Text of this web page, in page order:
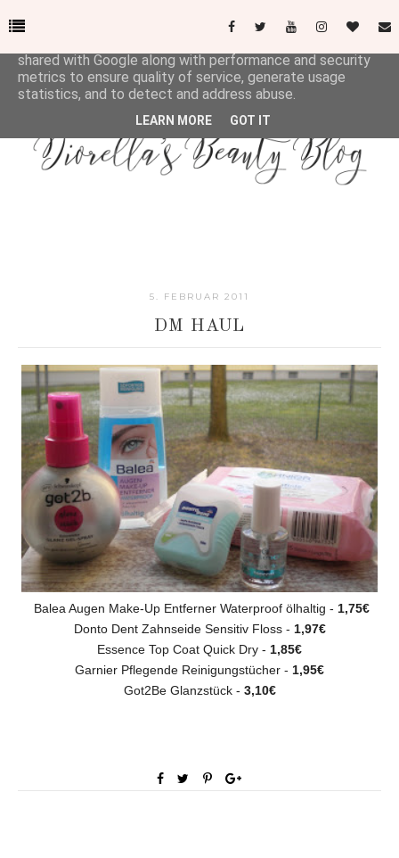
5. FEBRUAR 2011
DM HAUL
Balea Augen Make-Up Entferner Waterproof ölhaltig - 1,75€
Donto Dent Zahnseide Sensitiv Floss - 1,97€
Essence Top Coat Quick Dry - 1,85€
Garnier Pflegende Reinigungstücher - 1,95€
Got2Be Glanzstück - 3,10€
This site uses cookies from Google to deliver its services
shared with Google along with performance and security
metrics to ensure quality of service, generate usage
statistics, and to detect and address abuse.
LEARN MORE GOT IT